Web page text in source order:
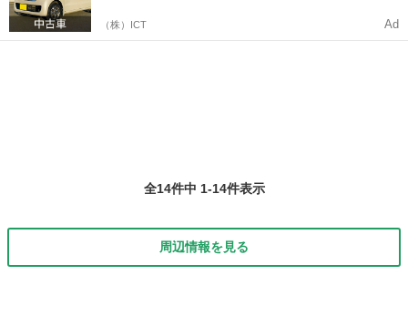
（株）ICT Ad
全14件中 1-14件表示
周辺情報を見る